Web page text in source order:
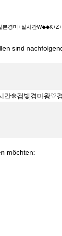
본경마+실시간
sind
möchten: